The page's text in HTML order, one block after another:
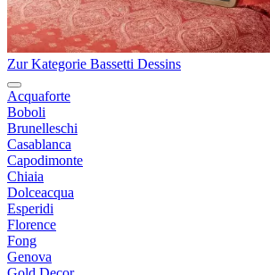
Zur Kategorie Bassetti Dessins
Acquaforte
Boboli
Brunelleschi
Casablanca
Capodimonte
Chiaia
Dolceacqua
Esperidi
Florence
Fong
Genova